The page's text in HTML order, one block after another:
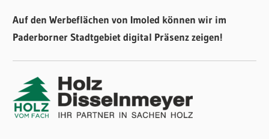
Auf den Werbeflächen von Imoled können wir im
Paderborner Stadtgebiet digital Präsenz zeigen!